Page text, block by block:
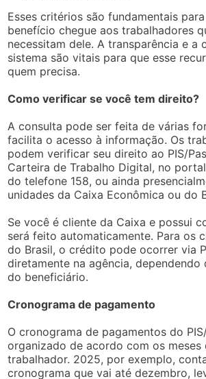
Esses critérios são fundamentais
benefício chegue aos trabalhadores
necessitam dele. A transparência e a
sistema são vitais para que esse
quem precisa.
Como verificar se você tem direito?
A consulta pode ser feita de várias
facilita o acesso à informação. Os
podem verificar seu direito ao PIS/
Carteira de Trabalho Digital, no
do telefone 158, ou ainda
unidades da Caixa Econômica ou do
Se você é cliente da Caixa e possui
será feito automaticamente. Para os
do Brasil, o crédito pode ocorrer via
diretamente na agência, dependendo
do beneficiário.
Cronograma de pagamento
O cronograma de pagamentos do
organizado de acordo com os meses
trabalhador. 2025, por exemplo,
cronograma que vai até dezembro,